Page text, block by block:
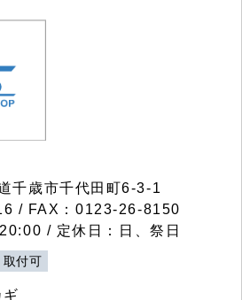
歳市千代田町6-3-1
/ FAX：0123-26-8150
/ 定休日：日、祭日
取付可